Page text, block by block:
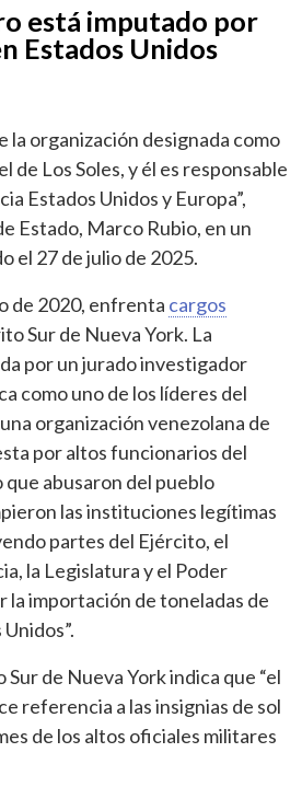
está imputado por
Estados Unidos
la organización designada como
Los Soles, y él es responsable
Estados Unidos y Europa”,
Estado, Marco Rubio, en un
el 27 de julio de 2025.
de 2020, enfrenta cargos
Sur de Nueva York. La
por un jurado investigador
como uno de los líderes del
organización venezolana de
por altos funcionarios del
abusaron del pueblo
las instituciones legítimas
partes del Ejército, el
la Legislatura y el Poder
la importación de toneladas de
de Nueva York indica que “el
referencia a las insignias de sol
de los altos oficiales militares